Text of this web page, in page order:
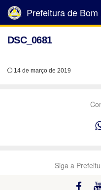
Prefeitura de
DSC_0681
14 de março de 2019
Siga a